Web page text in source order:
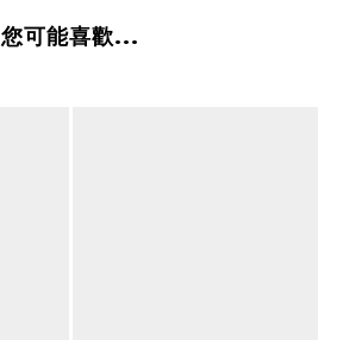
您可能喜歡...